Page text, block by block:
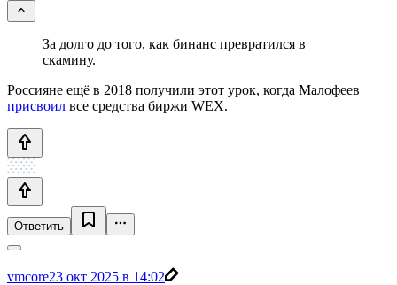
За долго до того, как бинанс превратился в
скамину.
Россияне ещё в 2018 получили этот урок, когда Малофеев
присвоил все средства биржи WEX.
Ответить
vmcore23 окт 2025 в 14:02